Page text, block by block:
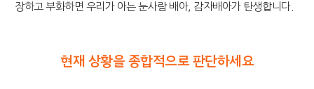
장하고 부화하면 우리가 아는 눈사람 배아, 감자배아가 탄생합니다.
현재 상황을 종합적으로 판단하세요